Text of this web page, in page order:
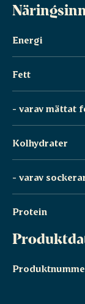
Energi
Fett
- varav mättat
Kolhydrater
- varav
Protein